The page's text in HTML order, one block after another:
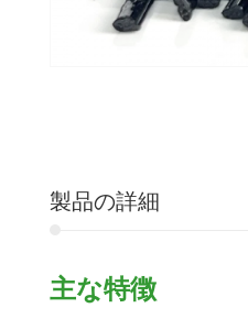
製品の詳細
主な特徴